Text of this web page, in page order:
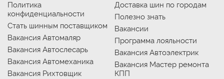
Политика
конфиденциальности
Стать шинным поставщиком
Вакансия Автомаляр
Вакансия Автослесарь
Вакансия Автомеханика
Вакансия Рихтовщик
Доставка шин по городам
Полезно знать
Вакансии
Программа лояльности
Вакансия Автоэлектрик
Вакансия Мастер ремонта
КПП